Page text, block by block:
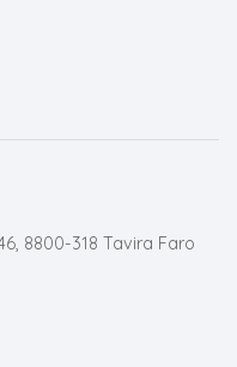
8800-318 Tavira Faro